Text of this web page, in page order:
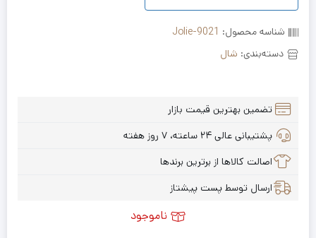
شناسه محصول: Jolie-9021
دسته‌بندی: شال
تضمین بهترین قیمت بازار
پشتیبانی عالی ۲۴ ساعته، ۷ روز هفته
اصالت کالاها از برترین برندها
ارسال توسط پست پیشتاز
ناموجود